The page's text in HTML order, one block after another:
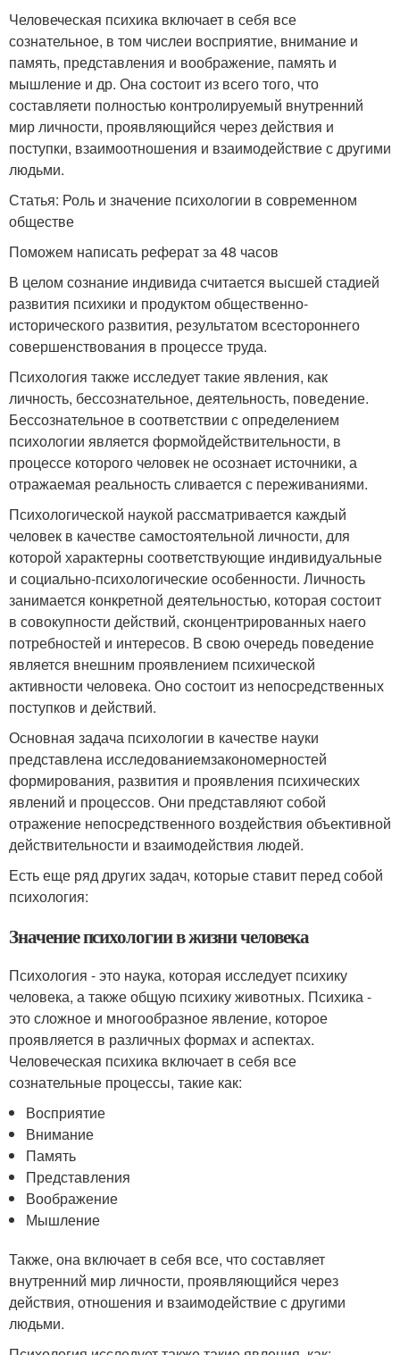
Человеческая психика включает в себя все
сознательное, в том числеи восприятие, внимание и
память, представления и воображение, память и
мышление и др. Она состоит из всего того, что
составляети полностью контролируемый внутренний
мир личности, проявляющийся через действия и
поступки, взаимоотношения и взаимодействие с другими
людьми.
Статья: Роль и значение психологии в современном
обществе
Поможем написать реферат за 48 часов
В целом сознание индивида считается высшей стадией
развития психики и продуктом общественно-
исторического развития, результатом всестороннего
совершенствования в процессе труда.
Психология также исследует такие явления, как
личность, бессознательное, деятельность, поведение.
Бессознательное в соответствии с определением
психологии является формойдействительности, в
процессе которого человек не осознает источники, а
отражаемая реальность сливается с переживаниями.
Психологической наукой рассматривается каждый
человек в качестве самостоятельной личности, для
которой характерны соответствующие индивидуальные
и социально-психологические особенности. Личность
занимается конкретной деятельностью, которая состоит
в совокупности действий, сконцентрированных наего
потребностей и интересов. В свою очередь поведение
является внешним проявлением психической
активности человека. Оно состоит из непосредственных
поступков и действий.
Основная задача психологии в качестве науки
представлена исследованиемзакономерностей
формирования, развития и проявления психических
явлений и процессов. Они представляют собой
отражение непосредственного воздействия объективной
действительности и взаимодействия людей.
Есть еще ряд других задач, которые ставит перед собой
психология:
Значение психологии в жизни человека
Психология - это наука, которая исследует психику
человека, а также общую психику животных. Психика -
это сложное и многообразное явление, которое
проявляется в различных формах и аспектах.
Человеческая психика включает в себя все
сознательные процессы, такие как:
Восприятие
Внимание
Память
Представления
Воображение
Мышление
Также, она включает в себя все, что составляет
внутренний мир личности, проявляющийся через
действия, отношения и взаимодействие с другими
людьми.